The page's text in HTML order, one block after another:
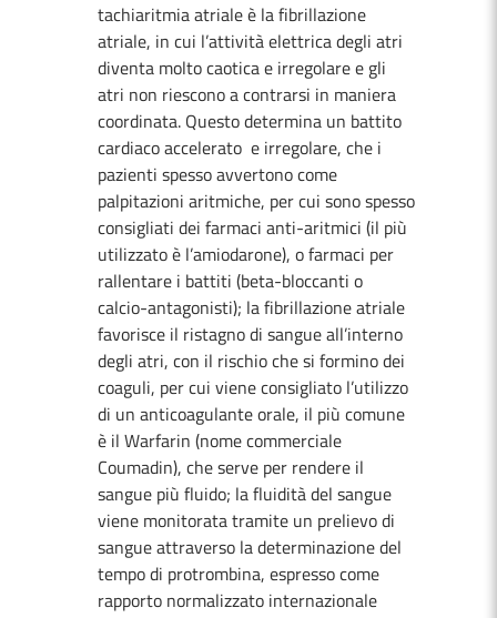
tachiaritmia atriale è la fibrillazione
atriale, in cui l’attività elettrica degli atri
diventa molto caotica e irregolare e gli
atri non riescono a contrarsi in maniera
coordinata. Questo determina un battito
cardiaco accelerato e irregolare, che i
pazienti spesso avvertono come
palpitazioni aritmiche, per cui sono spesso
consigliati dei farmaci anti-aritmici (il più
utilizzato è l’amiodarone), o farmaci per
rallentare i battiti (beta-bloccanti o
calcio-antagonisti); la fibrillazione atriale
favorisce il ristagno di sangue all’interno
degli atri, con il rischio che si formino dei
coaguli, per cui viene consigliato l’utilizzo
di un anticoagulante orale, il più comune
è il Warfarin (nome commerciale
Coumadin), che serve per rendere il
sangue più fluido; la fluidità del sangue
viene monitorata tramite un prelievo di
sangue attraverso la determinazione del
tempo di protrombina, espresso come
rapporto normalizzato internazionale